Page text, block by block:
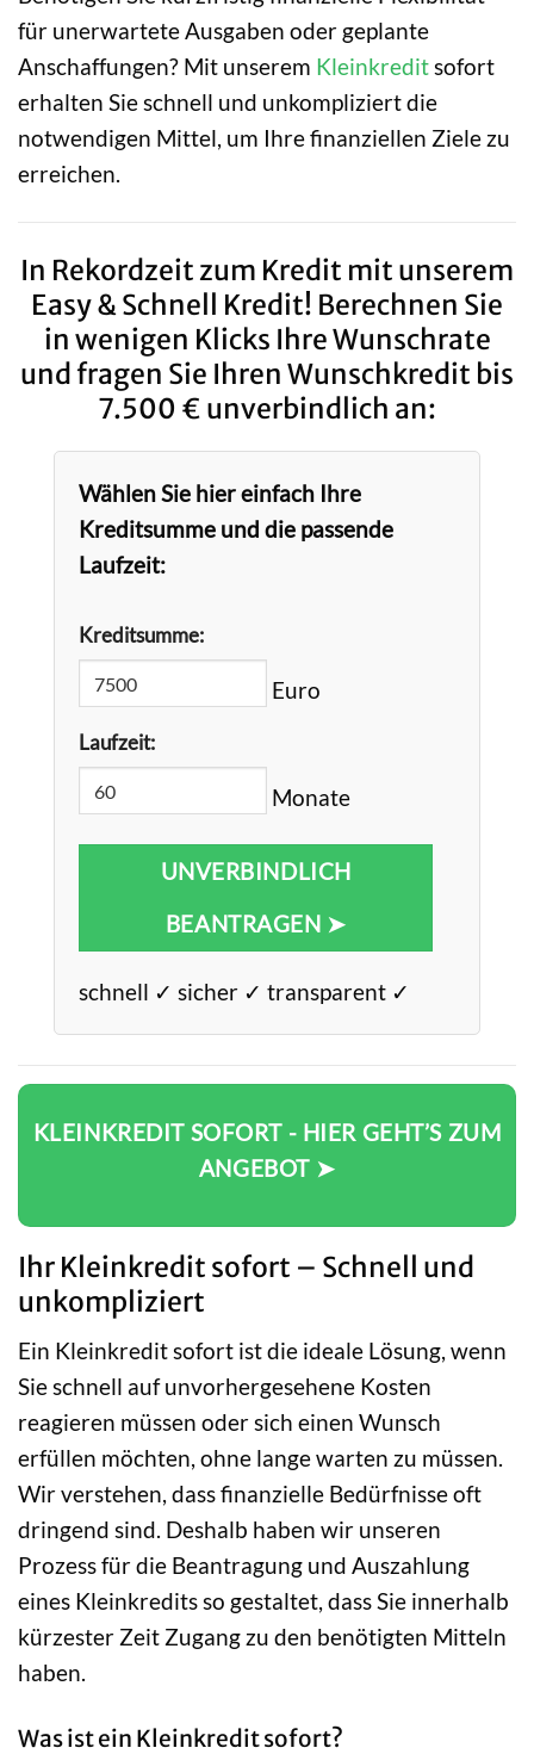
für unerwartete Ausgaben oder geplante
Anschaffungen? Mit unserem Kleinkreditsofort
erhalten Sie schnell und unkompliziert die
notwendigen Mittel, um Ihre finanziellen Ziele zu
erreichen.
In Rekordzeit zum Kredit mit unserem
Easy & Schnell Kredit! Berechnen Sie
in wenigen Klicks Ihre Wunschrate
und fragen Sie Ihren Wunschkredit bis
7.500 € unverbindlich an:
Wählen Sie hier einfach Ihre
Kreditsumme und die passende
Laufzeit:
Kreditsumme:
Euro
Laufzeit:
Monate
UNVERBINDLICH
BEANTRAGEN ➤
schnell ✓ sicher ✓ transparent ✓
KLEINKREDIT SOFORT - HIER GEHT’S ZUM
ANGEBOT ➤
Ihr Kleinkredit sofort – Schnell und
unkompliziert
Ein Kleinkredit sofort ist die ideale Lösung, wenn
Sie schnell auf unvorhergesehene Kosten
reagieren müssen oder sich einen Wunsch
erfüllen möchten, ohne lange warten zu müssen.
Wir verstehen, dass finanzielle Bedürfnisse oft
dringend sind. Deshalb haben wir unseren
Prozess für die Beantragung und Auszahlung
eines Kleinkredits so gestaltet, dass Sie innerhalb
kürzester Zeit Zugang zu den benötigten Mitteln
haben.
Was ist ein Kleinkredit sofort?